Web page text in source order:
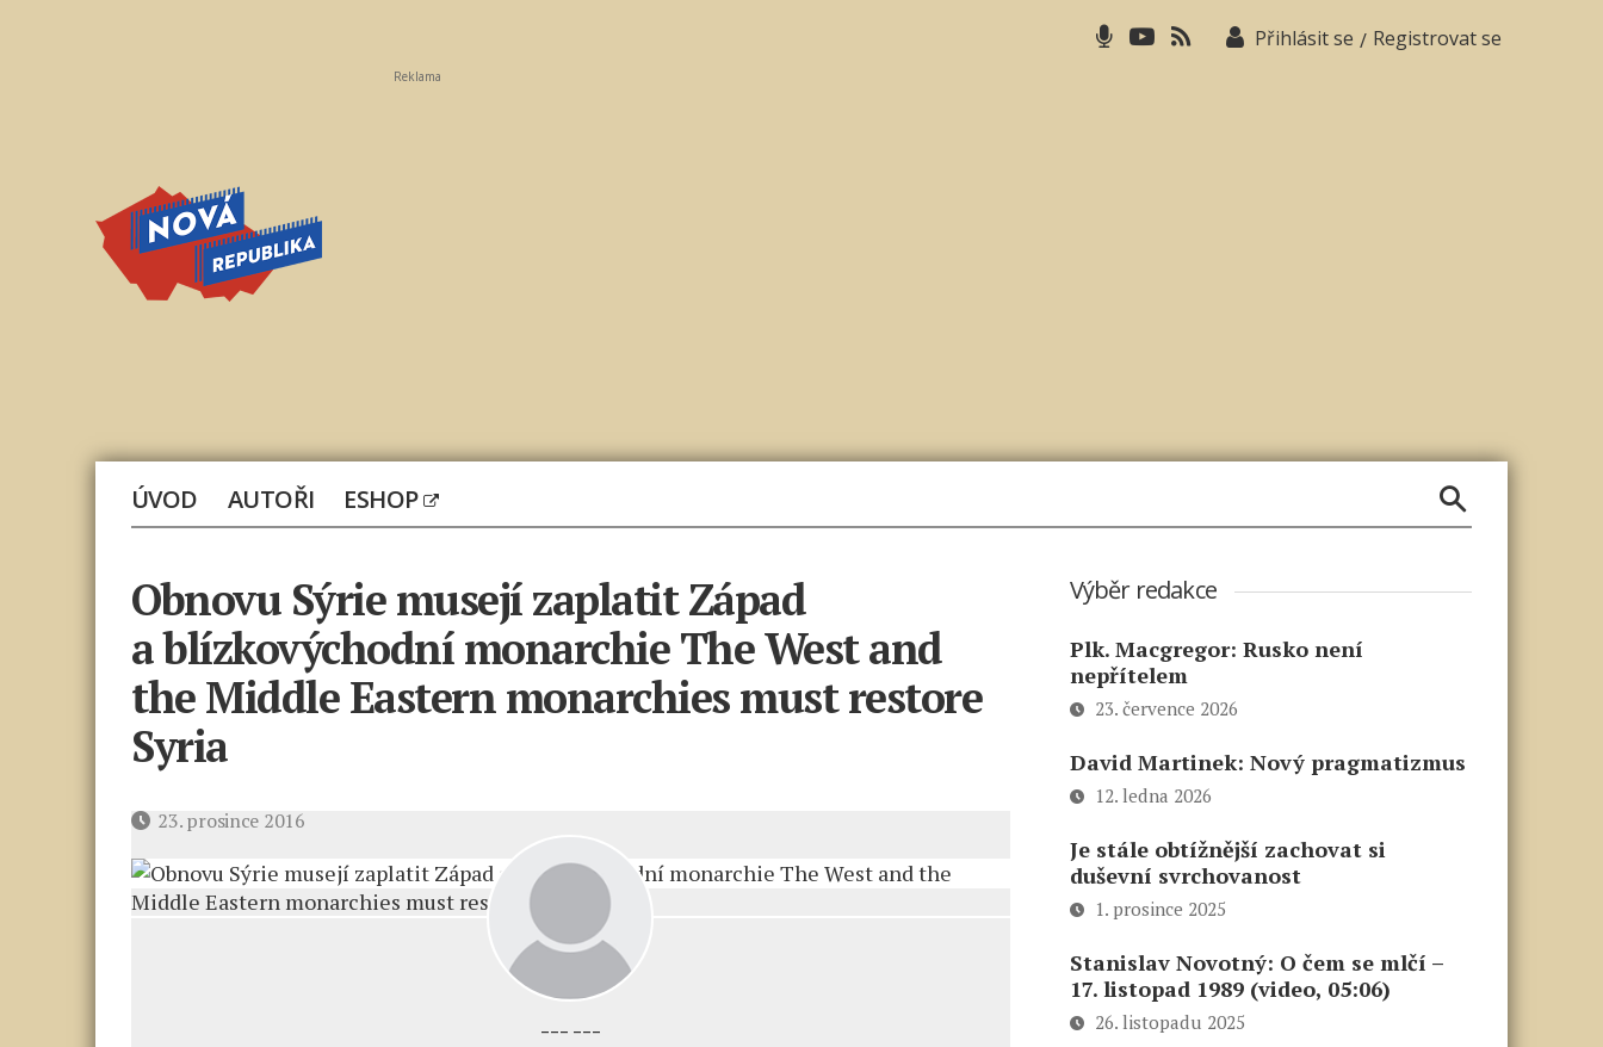
Přihlásit se / Registrovat se
Reklama
ÚVOD AUTOŘI ESHOP
Obnovu Sýrie musejí zaplatit Západ
a blízkovýchodní monarchie The West and
the Middle Eastern monarchies must restore
Syria
Datum23. prosince 2016
--- ---
Výběr redakce
Plk. Macgregor: Rusko není
nepřítelem
23. července 2026
David Martinek: Nový pragmatizmus
12. ledna 2026
Je stále obtížnější zachovat si
duševní svrchovanost
1. prosince 2025
Stanislav Novotný: O čem se mlčí –
17. listopad 1989 (video, 05:06)
26. listopadu 2025